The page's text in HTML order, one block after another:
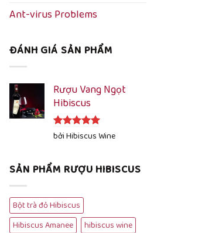
Ant-virus Problems
ĐÁNH GIÁ SẢN PHẨM
Rượu Vang Ngọt
Hibiscus
Được xếp
bởi Hibiscus Wine
SẢN PHẨM RƯỢU HIBISCUS
Bột trà đỏ Hibiscus
Hibiscus Amanee
hibiscus wine